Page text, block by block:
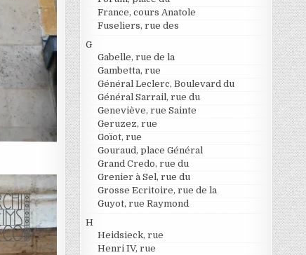
France, cours Anatole
Fuseliers, rue des
G
Gabelle, rue de la
Gambetta, rue
Général Leclerc, Boulevard du
Général Sarrail, rue du
Geneviève, rue Sainte
Geruzez, rue
Goïot, rue
Gouraud, place Général
Grand Credo, rue du
Grenier à Sel, rue du
Grosse Ecritoire, rue de la
Guyot, rue Raymond
H
Heidsieck, rue
Henri IV, rue